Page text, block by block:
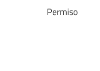
Permiso